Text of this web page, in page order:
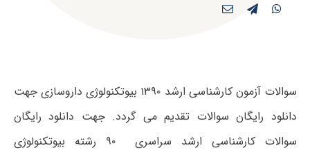
سوالات آزمون کارشناسی ارشد ۱۳۹۰ بیوتکنولوژی داروسازی جهت
دانلود رایگان سوالات تقدیم می گردد. جهت دانلود رایگان
سوالات کارشناسی ارشد سراسری ۹۰ رشته بیوتکنولوژی